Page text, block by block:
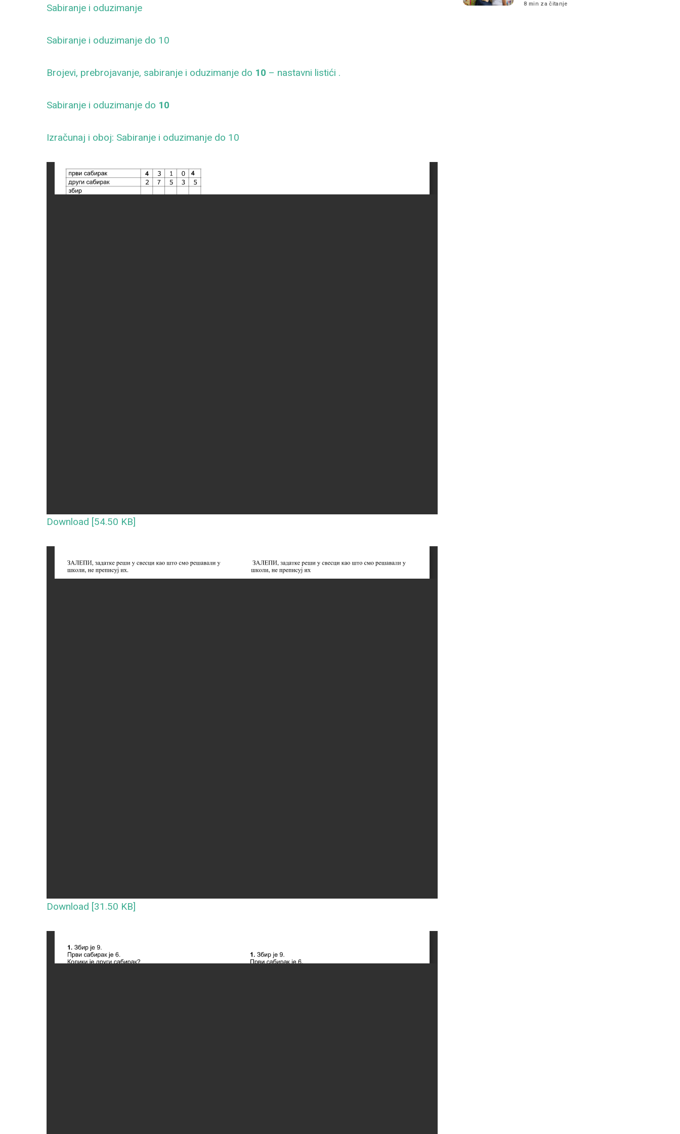
Sabiranje i oduzimanje
Sabiranje i oduzimanje do 10
Brojevi, prebrojavanje, sabiranje i oduzimanje do 10 – nastavni listići .
Sabiranje i oduzimanje do 10
Izračunaj i oboj: Sabiranje i oduzimanje do 10
Download [54.50 KB]
Download [31.50 KB]
8 min za čitanje